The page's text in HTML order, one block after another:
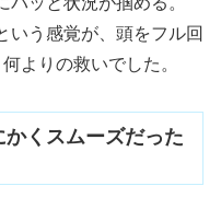
いう感覚が、頭をフル回
よりの救いでした。
くスムーズだった